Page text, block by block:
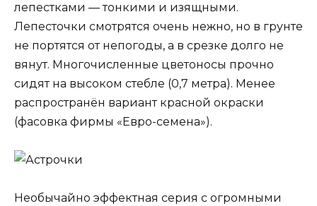
лепестками — тонкими и изящными.
Лепесточки смотрятся очень нежно, но в грунте
не портятся от непогоды, а в срезке долго не
вянут. Многочисленные цветоносы прочно
сидят на высоком стебле (0,7 метра). Менее
распространён вариант красной окраски
(фасовка фирмы «Евро-семена»).
Необычайно эффектная серия с огромными